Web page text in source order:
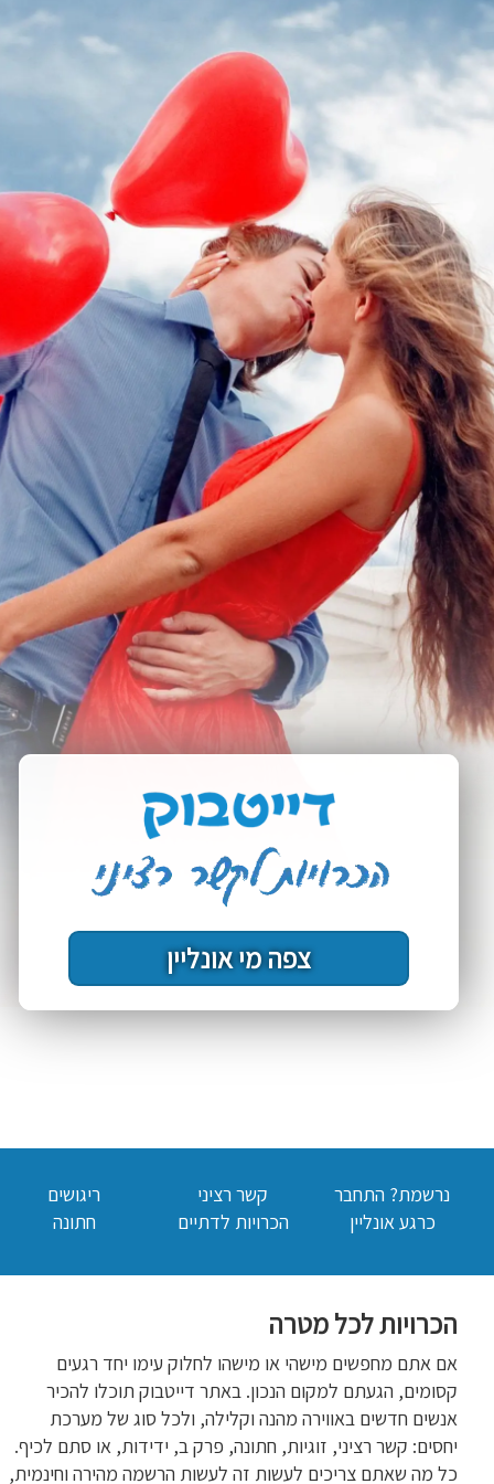
צפה מי אונליין
ריגושים
חתונה
קשר רציני
הכרויות לדתיים
נרשמת? התחבר
כרגע אונליין
הכרויות לכל מטרה
אם אתם מחפשים מישהי או מישהו לחלוק עימו יחד רגעים
קסומים, הגעתם למקום הנכון. באתר דייטבוק תוכלו להכיר
אנשים חדשים באווירה מהנה וקלילה, ולכל סוג של מערכת
יחסים: קשר רציני, זוגיות, חתונה, פרק ב, ידידות, או סתם לכיף.
כל מה שאתם צריכים לעשות זה לעשות הרשמה מהירה וחינמית,